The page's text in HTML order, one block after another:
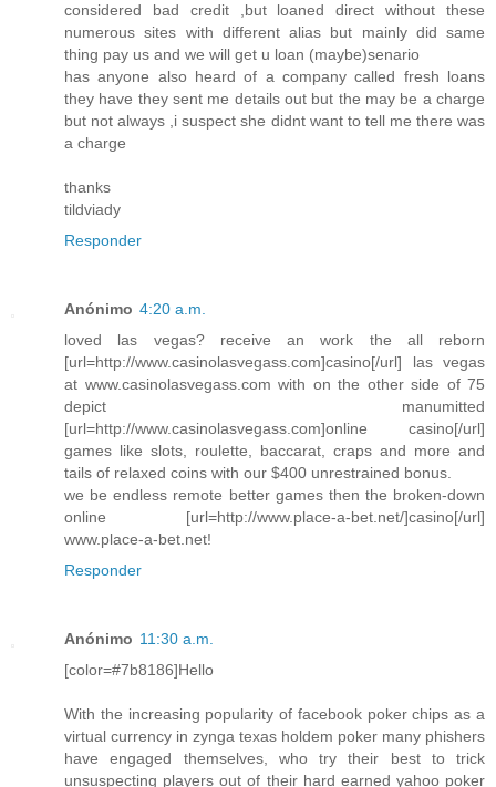
considered bad credit ,but loaned direct without these
numerous sites with different alias but mainly did same
thing pay us and we will get u loan (maybe)senario
has anyone also heard of a company called fresh loans
they have they sent me details out but the may be a charge
but not always ,i suspect she didnt want to tell me there was
a charge
thanks
tildviady
Responder
Anónimo 4:20 a.m.
loved las vegas? receive an work the all reborn
[url=http://www.casinolasvegass.com]casino[/url] las vegas
at www.casinolasvegass.com with on the other side of 75
depict manumitted
[url=http://www.casinolasvegass.com]online casino[/url]
games like slots, roulette, baccarat, craps and more and
tails of relaxed coins with our $400 unrestrained bonus.
we be endless remote better games then the broken-down
online [url=http://www.place-a-bet.net/]casino[/url]
www.place-a-bet.net!
Responder
Anónimo 11:30 a.m.
[color=#7b8186]Hello
With the increasing popularity of facebook poker chips as a
virtual currency in zynga texas holdem poker many phishers
have engaged themselves, who try their best to trick
unsuspecting players out of their hard earned yahoo poker